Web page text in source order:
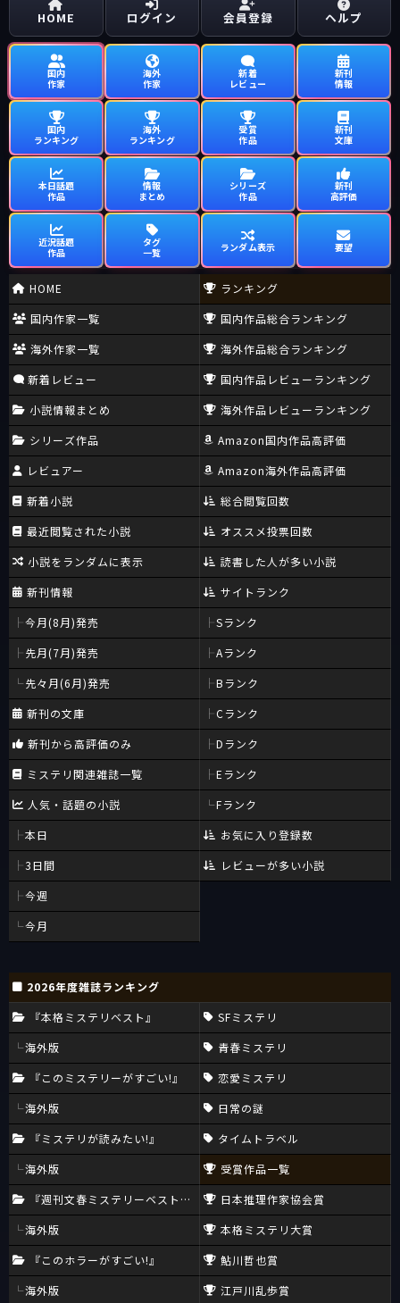
HOME ログイン 会員登録 ヘルプ
国内
作家
海外
作家
新着
レビュー
新刊
情報
国内
ランキング
海外
ランキング
受賞
作品
新刊
文庫
本日話題
作品
情報
まとめ
シリーズ
作品
新刊
高評価
近況話題
作品
タグ
一覧
ランダム表示 要望
HOME
国内作家一覧
海外作家一覧
新着レビュー
小説情報まとめ
シリーズ作品
レビュアー
新着小説
最近閲覧された小説
小説をランダムに表示
新刊情報
今月(8月)発売
先月(7月)発売
先々月(6月)発売
新刊の文庫
新刊から高評価のみ
ミステリ関連雑誌一覧
人気・話題の小説
本日
3日間
今週
今月
ランキング
国内作品総合ランキング
海外作品総合ランキング
国内作品レビューランキング
海外作品レビューランキング
Amazon国内作品高評価
Amazon海外作品高評価
総合閲覧回数
オススメ投票回数
読書した人が多い小説
サイトランク
Sランク
Aランク
Bランク
Cランク
Dランク
Eランク
Fランク
お気に入り登録数
レビューが多い小説
2026年度雑誌ランキング
『本格ミステリベスト』
海外版
『このミステリーがすごい!』
海外版
『ミステリが読みたい!』
海外版
『週刊文春ミステリーベスト10』
海外版
『このホラーがすごい!』
海外版
SFミステリ
青春ミステリ
恋愛ミステリ
日常の謎
タイムトラベル
受賞作品一覧
日本推理作家協会賞
本格ミステリ大賞
鮎川哲也賞
江戸川乱歩賞